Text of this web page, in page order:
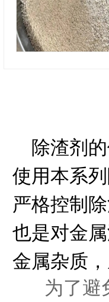
除渣剂的
使用本系
严格控制
也是对金
金属杂质
为了避免